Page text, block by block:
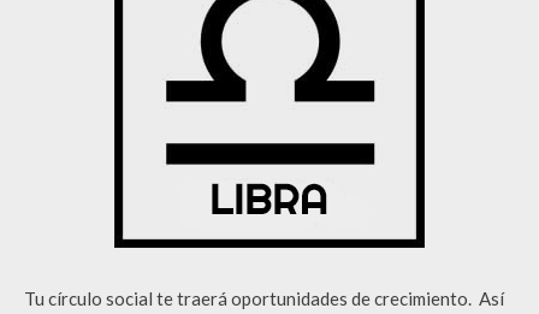
Tu círculo social te traerá oportunidades de crecimiento. Así